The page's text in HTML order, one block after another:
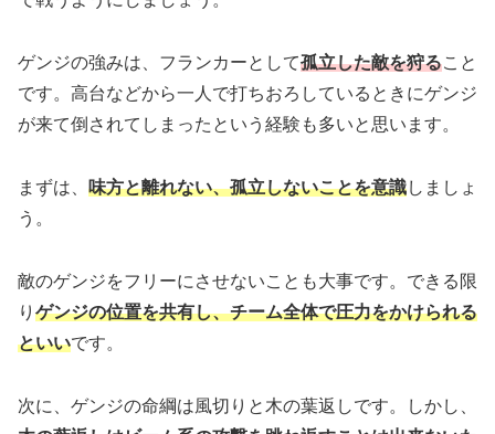
ゲンジの強みは、フランカーとして孤立した敵を狩ること
です。高台などから一人で打ちおろしているときにゲンジ
が来て倒されてしまったという経験も多いと思います。
まずは、 味方と離れない、孤立しないことを意識しましょ
う。
敵のゲンジをフリーにさせないことも大事です。できる限
り ゲンジの位置を共有し、チーム全体で圧力をかけられる
といいです。
次に、ゲンジの命綱は風切りと木の葉返しです。しかし、